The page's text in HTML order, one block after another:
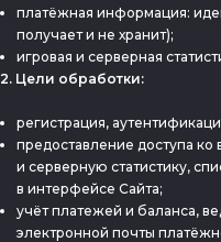
платёжная информация:
получает и не хранит);
игровая и серверная
2. Цели обработки:
регистрация,
предоставление доступа
и серверную статистику,
в интерфейсе Сайта;
учёт платежей и баланса,
электронной почты